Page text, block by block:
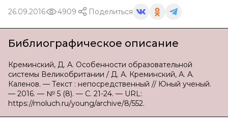
26.09.2016 4909 Поделиться
Библиографическое описание
Креминский, Д. А. Особенности образовательной
системы Великобритании / Д. А. Креминский, А. А.
Каленов. — Текст : непосредственный // Юный ученый.
— 2016. — № 5 (8). — С. 21-24. — URL:
https://moluch.ru/young/archive/8/552.